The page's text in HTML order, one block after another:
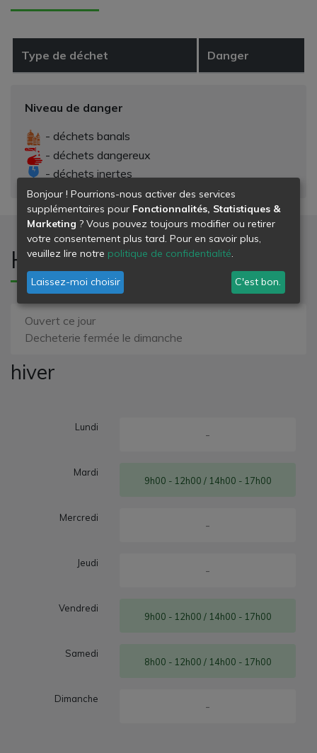
Type de déchet Danger
Niveau de danger
- déchets banals
- déchets dangereux
- déchets inertes
Horaires d'ouverture
Ouvert ce jour
Decheterie fermée le dimanche
hiver
Lundi
-
Mardi
9h00 - 12h00 / 14h00 - 17h00
Mercredi
-
Jeudi
-
Vendredi
9h00 - 12h00 / 14h00 - 17h00
Samedi
8h00 - 12h00 / 14h00 - 17h00
Dimanche
-
Bonjour ! Pourrions-nous activer des services
supplémentaires pour Fonctionnalités, Statistiques &
Marketing ? Vous pouvez toujours modifier ou retirer
votre consentement plus tard. Pour en savoir plus,
veuillez lire notre politique de confidentialité.
Laissez-moi choisir C'est bon.